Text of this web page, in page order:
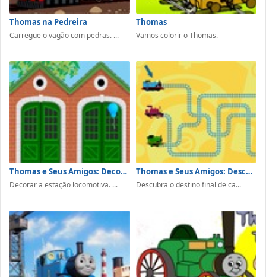
Thomas na Pedreira
Carregue o vagão com pedras. ...
Thomas
Vamos colorir o Thomas.
Thomas e Seus Amigos: Decorar a Estação
Decorar a estação locomotiva. ...
Thomas e Seus Amigos: Descubra a Trilha
Descubra o destino final de ca...